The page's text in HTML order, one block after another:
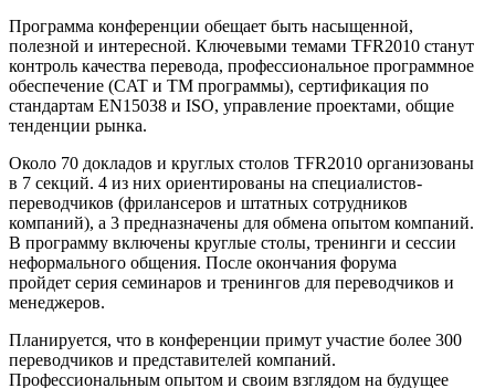
Программа конференции обещает быть насыщенной,
полезной и интересной. Ключевыми темами TFR2010 станут
контроль качества перевода, профессиональное программное
обеспечение (CAT и TM программы), сертификация по
стандартам EN15038 и ISO, управление проектами, общие
тенденции рынка.
Около 70 докладов и круглых столов TFR2010 организованы
в 7 секций. 4 из них ориентированы на специалистов-
переводчиков (фрилансеров и штатных сотрудников
компаний), а 3 предназначены для обмена опытом компаний.
В программу включены круглые столы, тренинги и сессии
неформального общения. После окончания форума
пройдет серия семинаров и тренингов для переводчиков и
менеджеров.
Планируется, что в конференции примут участие более 300
переводчиков и представителей компаний.
Профессиональным опытом и своим взглядом на будущее